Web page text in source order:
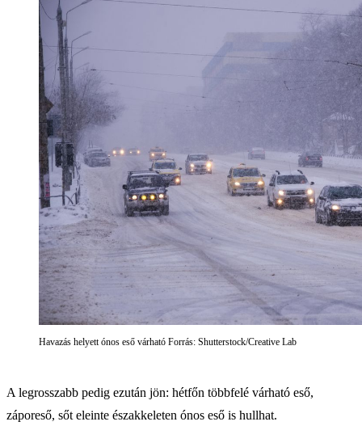
Havazás helyett ónos eső várható Forrás: Shutterstock/Creative Lab
A legrosszabb pedig ezután jön: hétfőn többfelé várható eső,
záporeső, sőt eleinte északkeleten ónos eső is hullhat.